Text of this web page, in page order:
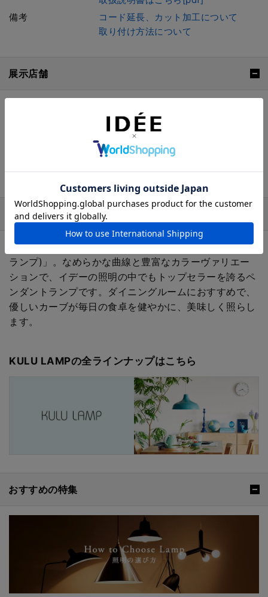
備考
コード延長、カット加工について
取り付け方法について
展示店舗
取り扱いが変更になる場合があります。在庫状況は直接店舗ま
商品詳細説明
ハワイ語で「雫」の意味を持つ、「KULU LAMP (クル
ランプ)」。なめらかな曲線と豊富なカラーヴァリエー
ションで、イデーの照明の中でもトップセラーを誇るペ
ンダントランプです。ダイニングルームにおすすめで、
優しいカーブが毎日の食卓を健やかに、美味しく照らし
ます。
KULU LAMPの全ラインナップはこちら
おすすめの特集